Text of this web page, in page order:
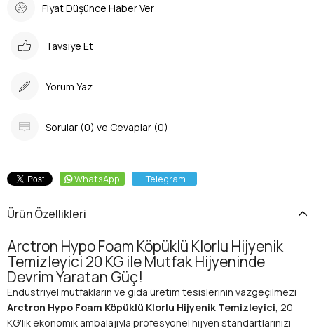
Fiyat Düşünce Haber Ver
Tavsiye Et
Yorum Yaz
Sorular (0) ve Cevaplar (0)
WhatsApp Telegram
Ürün Özellikleri
Arctron Hypo Foam Köpüklü Klorlu Hijyenik
Temizleyici 20 KG ile Mutfak Hijyeninde
Devrim Yaratan Güç!
Endüstriyel mutfakların ve gıda üretim tesislerinin vazgeçilmezi
Arctron Hypo Foam Köpüklü Klorlu Hijyenik Temizleyici, 20
KG'lık ekonomik ambalajıyla profesyonel hijyen standartlarınızı